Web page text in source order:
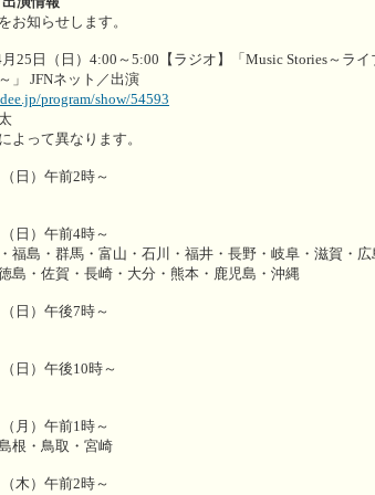
お知らせします。
25日（日）4:00～5:00【ラジオ】「Music Stories～ライ
」 JFNネット／出演
program/show/54593
よって異なります。
日）午前2時～
日）午前4時～
福島・群馬・富山・石川・福井・長野・岐阜・滋賀・広
島・佐賀・長崎・大分・熊本・鹿児島・沖縄
日）午後7時～
日）午後10時～
月）午前1時～
根・鳥取・宮崎
木）午前2時～